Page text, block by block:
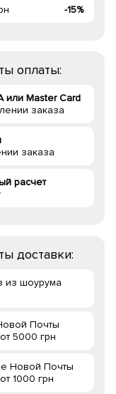
-15%
оплаты:
или Master Card
заказа
заказа
расчет
доставки:
из шоурума
Почты
от 5000 грн
Новой Почты
от 1000 грн